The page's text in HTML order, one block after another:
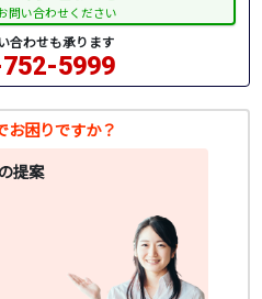
問い合わせください
合わせも承ります
5999
お困りですか？
提案